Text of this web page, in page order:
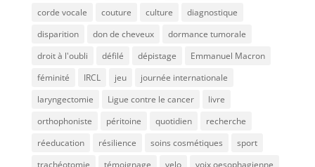
corde vocale
couture culture
diagnostique
disparition
don de cheveux
dormance tumorale
droit à l'oubli
défilé dépistage
Emmanuel Macron
féminité
IRCL jeu
journée internationale
laryngectomie
Ligue contre le cancer
livre
orthophoniste
péritoine quotidien
recherche
réeducation
résilience soins cosmétiques
sport